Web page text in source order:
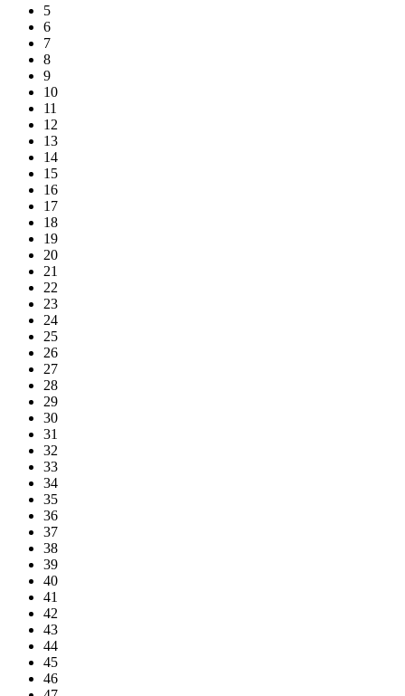
5
6
7
8
9
10
11
12
13
14
15
16
17
18
19
20
21
22
23
24
25
26
27
28
29
30
31
32
33
34
35
36
37
38
39
40
41
42
43
44
45
46